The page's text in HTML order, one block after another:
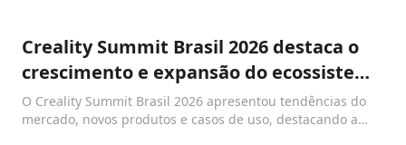
Creality Summit Brasil 2026 destaca o
crescimento e expansão do ecossistema
de impressão 3D
O Creality Summit Brasil 2026 apresentou tendências do
mercado, novos produtos e casos de uso, destacando a